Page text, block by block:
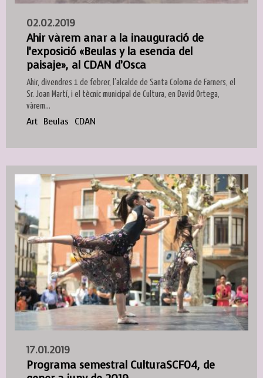
02.02.2019
Ahir vàrem anar a la inauguració de
l’exposició «Beulas y la esencia del
paisaje», al CDAN d’Osca
Ahir, divendres 1 de febrer, l’alcalde de Santa Coloma de Farners, el
Sr. Joan Martí, i el tècnic municipal de Cultura, en David Ortega,
vàrem...
Art Beulas CDAN
17.01.2019
Programa semestral CulturaSCF04, de